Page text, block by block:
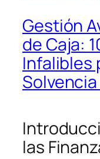
Gestión
de Caja:
Infalibles
las